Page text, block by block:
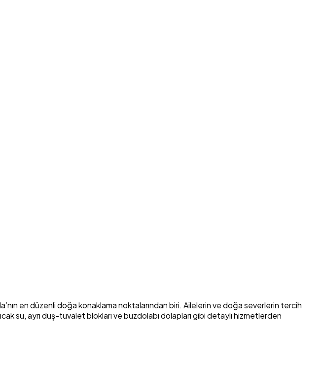
en düzenli doğa konaklama noktalarından biri. Ailelerin ve doğa severlerin tercih
su, ayrı duş-tuvalet blokları ve buzdolabı dolapları gibi detaylı hizmetlerden